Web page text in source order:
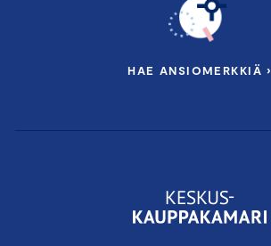
HAE ANSIOMERKKIÄ ›